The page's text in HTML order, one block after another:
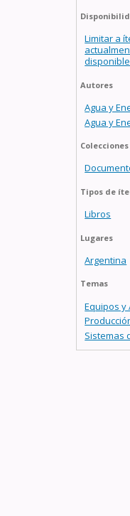
Limitar a
Autores
Agua y
Agua y
Colecciones
Tipos de
Libros
Lugares
Argentina
Temas
Equipos y
Sistemas